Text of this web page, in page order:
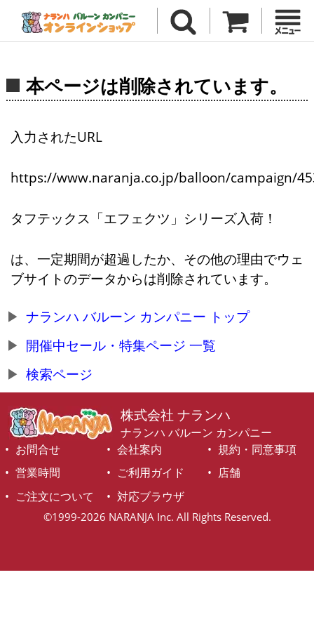
本ページは削除されています。
入力されたURL
https://www.naranja.co.jp/balloon/campaign/
タフテックス「エフェクツ」シリーズ入荷！
は、一定期間が超過したか、その他の理由でウェ
ブサイトのデータからは削除されています。
ナランハ バルーン カンパニー トップ
開催中セール・特集ページ 一覧
検索ページ
株式会社 ナランハ
ナランハ バルーン カンパニー
お問合せ
会社案内
規約・同意事項
営業時間
ご利用ガイド
店舗
ご注文について
対応ブラウザ
©1999-2026 NARANJA Inc. All Rights Reserved.